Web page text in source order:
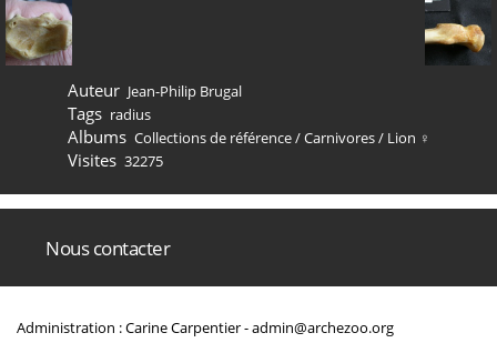
Auteur Jean-Philip Brugal
Tags radius
Albums Collections de référence/Carnivores/ Lion ♀
Visites 32275
Nous contacter
Administration : Carine Carpentier -admin@archezoo.org